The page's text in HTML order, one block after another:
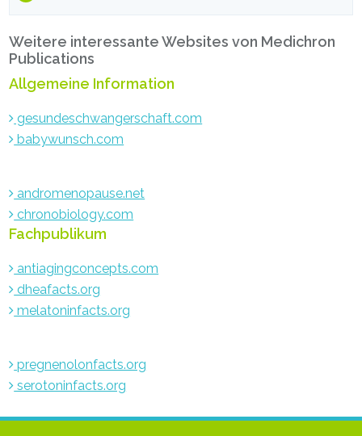
Weitere interessante Websites von Medichron
Publications
Allgemeine Information
gesundeschwangerschaft.com
babywunsch.com
andromenopause.net
chronobiology.com
Fachpublikum
antiagingconcepts.com
dheafacts.org
melatoninfacts.org
pregnenolonfacts.org
serotoninfacts.org